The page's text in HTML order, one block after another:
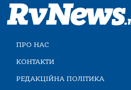
ПРО НАС
КОНТАКТИ
РЕДАКЦІЙНА ПОЛІТИКА